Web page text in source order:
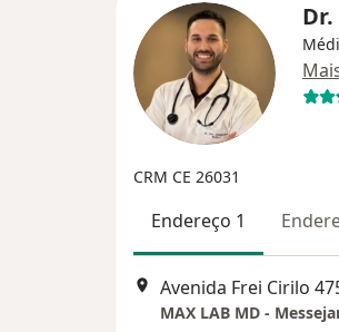
CRM CE 26031
Endereço 1
Avenida Frei Cirilo
MAX LAB MD -